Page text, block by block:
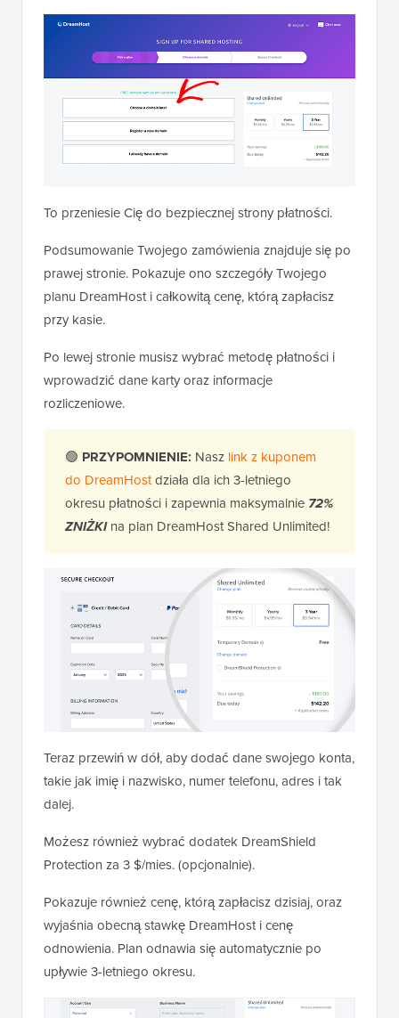
To przeniesie Cię do bezpiecznej strony płatności.
Podsumowanie Twojego zamówienia znajduje się po
prawej stronie. Pokazuje ono szczegóły Twojego
planu DreamHost i całkowitą cenę, którą zapłacisz
przy kasie.
Po lewej stronie musisz wybrać metodę płatności i
wprowadzić dane karty oraz informacje
rozliczeniowe.
🟢 PRZYPOMNIENIE: Nasz link z kuponem
do DreamHostdziała dla ich 3-letniego
okresu płatności i zapewnia maksymalnie 72%
ZNIŻKIna plan DreamHost Shared Unlimited!
Teraz przewiń w dół, aby dodać dane swojego konta,
takie jak imię i nazwisko, numer telefonu, adres i tak
dalej.
Możesz również wybrać dodatek DreamShield
Protection za 3 $/mies. (opcjonalnie).
Pokazuje również cenę, którą zapłacisz dzisiaj, oraz
wyjaśnia obecną stawkę DreamHost i cenę
odnowienia. Plan odnawia się automatycznie po
upływie 3-letniego okresu.